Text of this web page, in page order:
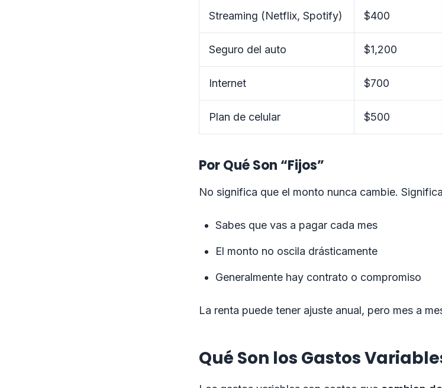
Streaming (Netflix, Spotify) $400
Seguro del auto $1,200
Internet $700
Plan de celular $500
Por Qué Son “Fijos”
No significa que el monto nunca cambie.
Sabes que vas a pagar cada mes
El monto no oscila drásticamente
Generalmente hay contrato o compromiso
La renta puede tener ajuste anual, pero mes a
Qué Son los Gastos